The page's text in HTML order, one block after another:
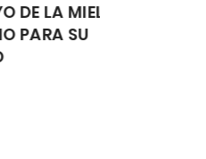
LA MIEL
SU